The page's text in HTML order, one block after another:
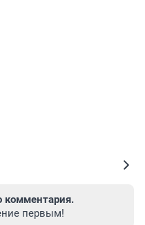
комментария.
первым!